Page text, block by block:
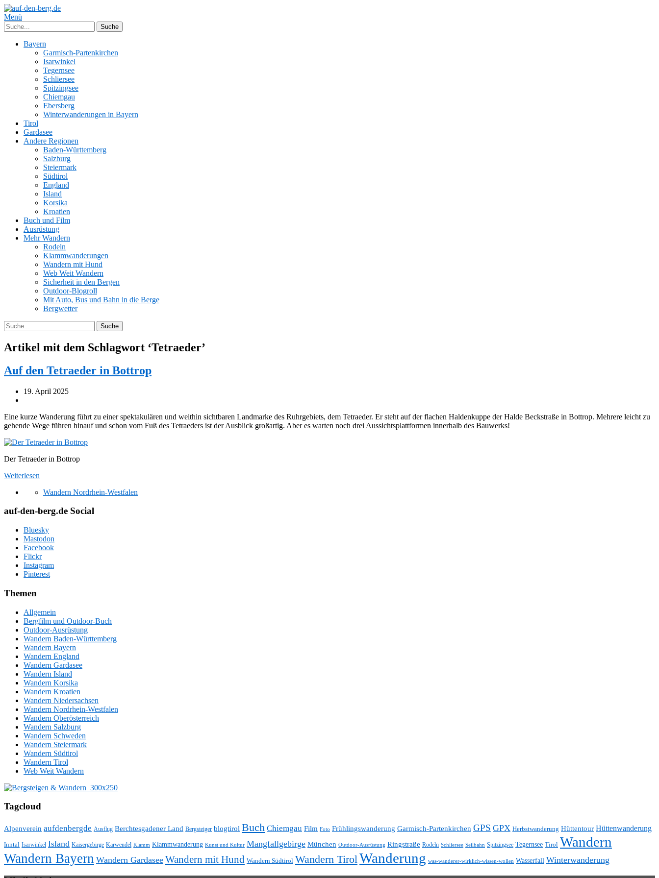
Menü
Bayern
Garmisch-Partenkirchen
Isarwinkel
Tegernsee
Schliersee
Spitzingsee
Chiemgau
Ebersberg
Winterwanderungen in Bayern
Tirol
Gardasee
Andere Regionen
Baden-Württemberg
Salzburg
Steiermark
Südtirol
England
Island
Korsika
Kroatien
Buch und Film
Ausrüstung
Mehr Wandern
Rodeln
Klammwanderungen
Wandern mit Hund
Web Weit Wandern
Sicherheit in den Bergen
Outdoor-Blogroll
Mit Auto, Bus und Bahn in die Berge
Bergwetter
Artikel mit dem Schlagwort ‘Tetraeder’
Auf den Tetraeder in Bottrop
19. April 2025
Eine kurze Wanderung führt zu einer spektakulären und weithin sichtbaren Landmarke des Ruhrgebiets, dem Tetraeder. Er steht auf der flachen Haldenkuppe der Halde Beckstraße in Bottrop. Mehrere leicht zu
gehende Wege führen hinauf und schon vom Fuß des Tetraeders ist der Ausblick großartig. Aber es warten noch drei Aussichtsplattformen innerhalb des Bauwerks!
Der Tetraeder in Bottrop
Weiterlesen
Wandern Nordrhein-Westfalen
auf-den-berg.de Social
Bluesky
Mastodon
Facebook
Flickr
Instagram
Pinterest
Themen
Allgemein
Bergfilm und Outdoor-Buch
Outdoor-Ausrüstung
Wandern Baden-Württemberg
Wandern Bayern
Wandern England
Wandern Gardasee
Wandern Island
Wandern Korsika
Wandern Kroatien
Wandern Niedersachsen
Wandern Nordrhein-Westfalen
Wandern Oberösterreich
Wandern Salzburg
Wandern Schweden
Wandern Steiermark
Wandern Südtirol
Wandern Tirol
Web Weit Wandern
Tagcloud
Alpenverein aufdenbergde Ausflug Berchtesgadener Land Bergsteiger blogtirol Buch Chiemgau Film Foto Frühlingswanderung Garmisch-Partenkirchen GPS GPX Herbstwanderung Hüttentour Hüttenwanderung
Inntal Isarwinkel Island Kaisergebirge Karwendel Klamm Klammwanderung Kunst und Kultur Mangfallgebirge München Outdoor-Ausrüstung Ringstraße Rodeln Schliersee Seilbahn Spitzingsee Tegernsee Tirol Wandern
Wandern Bayern Wandern Gardasee Wandern mit Hund Wandern Südtirol Wandern TirolWanderung was-wanderer-wirklich-wissen-wollen Wasserfall Winterwanderung